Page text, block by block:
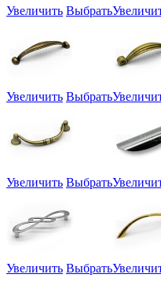
Увеличить Выбрать
Увеличить Выбрать
Увеличить Выбрать
Увеличить Выбрать